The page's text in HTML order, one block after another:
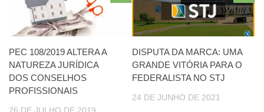
PEC 108/2019 ALTERA A
NATUREZA JURÍDICA
DOS CONSELHOS
PROFISSIONAIS
DISPUTA DA MARCA: UMA
GRANDE VITÓRIA PARA O
FEDERALISTA NO STJ
24 DE JUNHO DE 2021